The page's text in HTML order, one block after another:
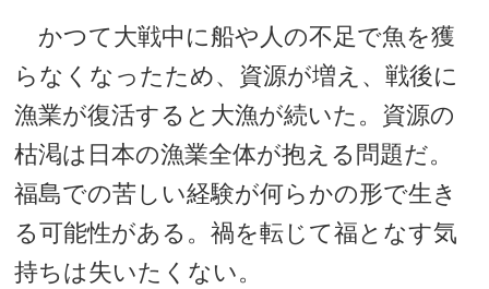
かつて大戦中に船や人の不足で魚を獲
らなくなったため、資源が増え、戦後に
漁業が復活すると大漁が続いた。資源の
枯渇は日本の漁業全体が抱える問題だ。
福島での苦しい経験が何らかの形で生き
る可能性がある。禍を転じて福となす気
持ちは失いたくない。